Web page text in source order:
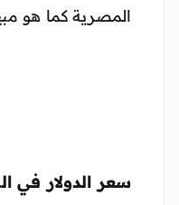
المصرية كما هو
سعر الدولار في